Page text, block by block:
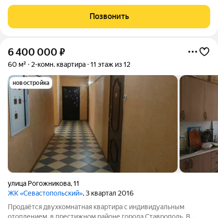
Индивидуальное отопление.Позвонить
6 400 000 ₽
60 м² 2-комн. квартира 11 этаж из 12
новостройка
улица Рогожникова,11
ЖК «Севастопольский», 3 квартал 2016
Продаётся двухкомнатная квартира с индивидуальным